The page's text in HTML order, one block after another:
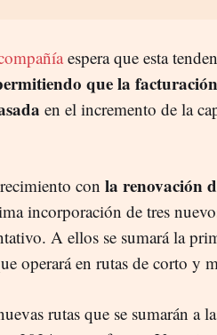
espera que esta
que la
en el incremento de la
con la renovación
incorporación de tres
A ellos se sumará la
operará en rutas de corto y
rutas que se sumarán a